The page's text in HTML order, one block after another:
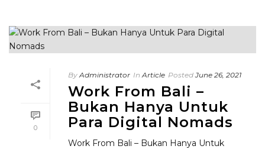
0
By Administrator In Article Posted June 26, 2021
Work From Bali –
Bukan Hanya Untuk
Para Digital Nomads
Work From Bali – Bukan Hanya Untuk